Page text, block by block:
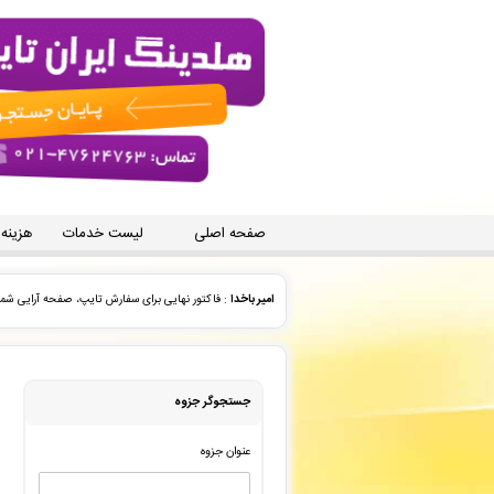
صفحه اصلی لیست خدمات
منوچهر علیزاده: سفارش چاپ و نشر کتاب شما ثبت شد به
منوچهر علیزاده: سفارش تایپ، صفحه آرایی شما ثبت شد
رضا معزی نسب: پیش فاکتور شما با موفقیت پرداخت شد و
جستجوگر جزوه
عنوان جزوه